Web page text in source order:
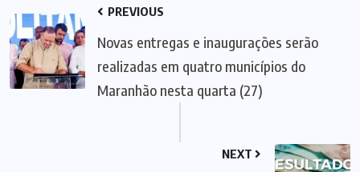
PREVIOUS
Novas entregas e inaugurações serão
realizadas em quatro municípios do
Maranhão nesta quarta (27)
NEXT